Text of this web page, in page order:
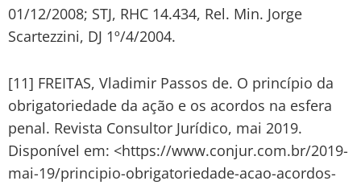
01/12/2008; STJ, RHC 14.434, Rel. Min. Jorge
Scartezzini, DJ 1º/4/2004.
[11] FREITAS, Vladimir Passos de. O princípio da
obrigatoriedade da ação e os acordos na esfera
penal. Revista Consultor Jurídico, mai 2019.
Disponível em: <https://www.conjur.com.br/2019-
mai-19/principio-obrigatoriedade-acao-acordos-